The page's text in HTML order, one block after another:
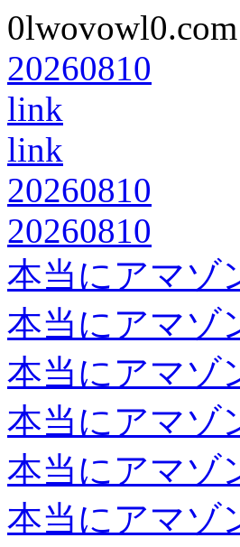
0lwovowl0.com
20260810
link
link
20260810
20260810
本当にアマゾ
本当にアマゾ
本当にアマゾ
本当にアマゾ
本当にアマゾ
本当にアマゾ